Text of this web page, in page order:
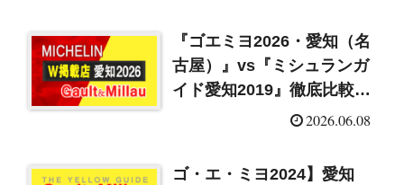
『ゴエミヨ2026・愛知（名
古屋）』vs『ミシュランガ
イド愛知2019』徹底比較！
2026.06.08
ゴ・エ・ミヨ2024】愛知